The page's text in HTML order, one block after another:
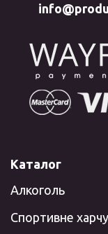
Каталог
Алкоголь
Спортивне